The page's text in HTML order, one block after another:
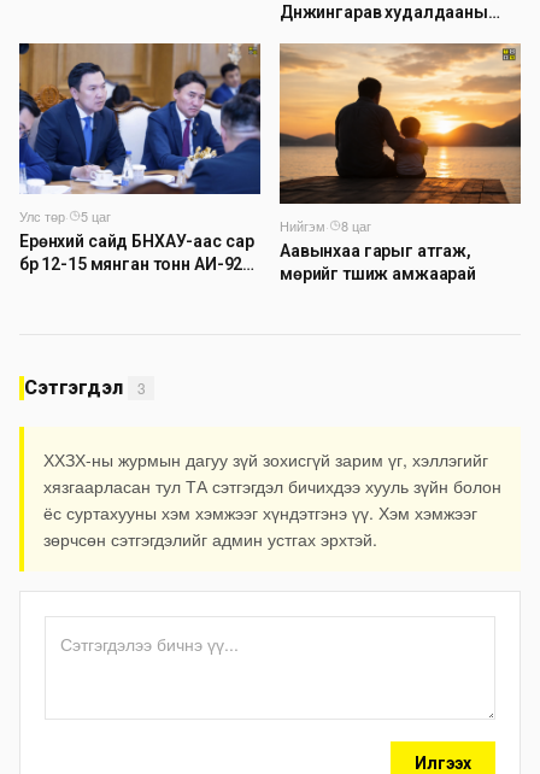
Дүнжингарав худалдааны
хаана
Улс төр·
5 цаг
Ерөнхий сайд БНХАУ-аас сар
бүр 12-15 мянган тонн АИ-92
Нийгэм·
8 цаг
Аавынхаа гарыг атгаж,
мөрийг түшиж амжаарай
Сэтгэгдэл 3
ХХЗХ-ны журмын дагуу зүй зохисгүй зарим үг, хэллэгийг
хязгаарласан тул ТА сэтгэгдэл бичихдээ хууль зүйн болон
ёс суртахууны хэм хэмжээг хүндэтгэнэ үү. Хэм хэмжээг
зөрчсөн сэтгэгдэлийг админ устгах эрхтэй.
Илгээх